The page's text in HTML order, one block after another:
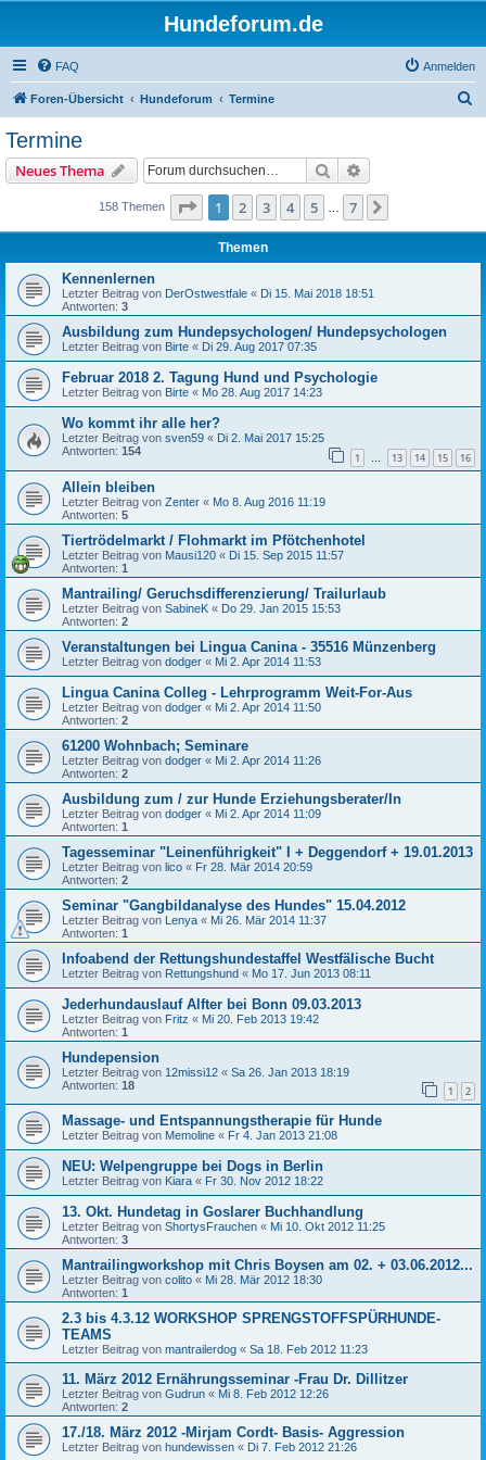
Hundeforum.de
FAQ Anmelden
Foren-Übersicht Hundeforum Termine
Termine
Neues Thema Suche
158 Themen Seite 1von
1 2 3 4 5 7
Themen
Kennenlernen
Letzter Beitrag von DerOstwestfale « Di 15. Mai 2018 18:51
Antworten: 3
Ausbildung zum Hundepsychologen/ Hundepsychologen
Letzter Beitrag von Birte « Di 29. Aug 2017 07:35
Februar 2018 2. Tagung Hund und Psychologie
Letzter Beitrag von Birte « Mo 28. Aug 2017 14:23
Wo kommt ihr alle her?
Letzter Beitrag von sven59 « Di 2. Mai 2017 15:25
Antworten: 154 1 … 13 14 15 16
Allein bleiben
Letzter Beitrag von Zenter « Mo 8. Aug 2016 11:19
Antworten: 5
Tiertrödelmarkt / Flohmarkt im Pfötchenhotel
Letzter Beitrag von Mausi120 « Di 15. Sep 2015 11:57
Antworten: 1
Mantrailing/ Geruchsdifferenzierung/ Trailurlaub
Letzter Beitrag von SabineK « Do 29. Jan 2015 15:53
Antworten: 2
Veranstaltungen bei Lingua Canina - 35516 Münzenberg
Letzter Beitrag von dodger « Mi 2. Apr 2014 11:53
Lingua Canina Colleg - Lehrprogramm Weit-For-Aus
Letzter Beitrag von dodger « Mi 2. Apr 2014 11:50
Antworten: 2
61200 Wohnbach; Seminare
Letzter Beitrag von dodger « Mi 2. Apr 2014 11:26
Antworten: 2
Ausbildung zum / zur Hunde Erziehungsberater/In
Letzter Beitrag von dodger « Mi 2. Apr 2014 11:09
Antworten: 1
Tagesseminar "Leinenführigkeit" I + Deggendorf + 19.01.2013
Letzter Beitrag von lico « Fr 28. Mär 2014 20:59
Antworten: 2
Seminar "Gangbildanalyse des Hundes" 15.04.2012
Letzter Beitrag von Lenya « Mi 26. Mär 2014 11:37
Antworten: 1
Infoabend der Rettungshundestaffel Westfälische Bucht
Letzter Beitrag von Rettungshund « Mo 17. Jun 2013 08:11
Jederhundauslauf Alfter bei Bonn 09.03.2013
Letzter Beitrag von Fritz « Mi 20. Feb 2013 19:42
Antworten: 1
Hundepension
Letzter Beitrag von 12missi12 « Sa 26. Jan 2013 18:19
Antworten: 18 1 2
Massage- und Entspannungstherapie für Hunde
Letzter Beitrag von Memoline « Fr 4. Jan 2013 21:08
NEU: Welpengruppe bei Dogs in Berlin
Letzter Beitrag von Kiara « Fr 30. Nov 2012 18:22
13. Okt. Hundetag in Goslarer Buchhandlung
Letzter Beitrag von ShortysFrauchen « Mi 10. Okt 2012 11:25
Antworten: 3
Mantrailingworkshop mit Chris Boysen am 02. + 03.06.2012...
Letzter Beitrag von colito « Mi 28. Mär 2012 18:30
Antworten: 1
2.3 bis 4.3.12 WORKSHOP SPRENGSTOFFSPÜRHUNDE-
TEAMS
Letzter Beitrag von mantrailerdog « Sa 18. Feb 2012 11:23
11. März 2012 Ernährungsseminar -Frau Dr. Dillitzer
Letzter Beitrag von Gudrun « Mi 8. Feb 2012 12:26
Antworten: 2
17./18. März 2012 -Mirjam Cordt- Basis- Aggression
Letzter Beitrag von hundewissen « Di 7. Feb 2012 21:26